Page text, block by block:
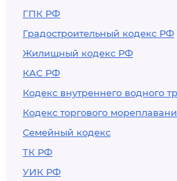
ГПК РФ
Градостроительный кодекс РФ
Жилищный кодекс РФ
КАС РФ
Кодекс внутреннего водного
Кодекс торгового
Семейный кодекс
ТК РФ
УИК РФ